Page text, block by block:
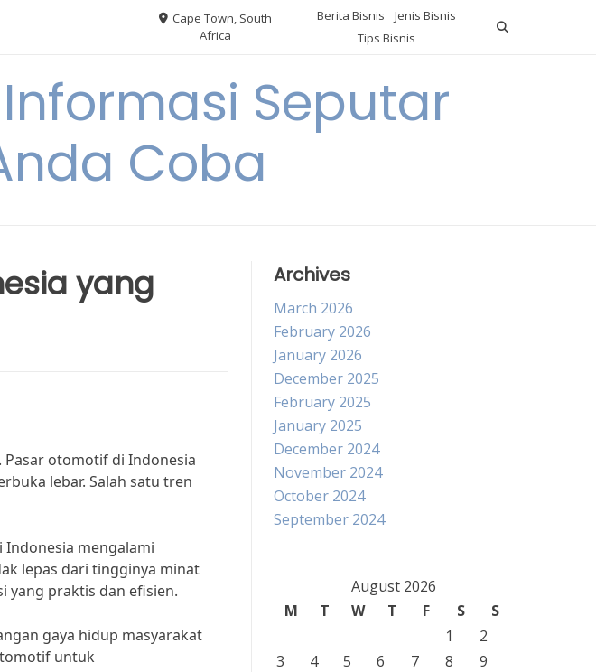
Cape Town, South
Africa
Berita Bisnis
Jenis Bisnis
Tips Bisnis
Informasi Seputar
Coba
yang
otomotif di Indonesia
lebar. Salah satu tren
Indonesia mengalami
lepas dari tingginya minat
yang praktis dan efisien.
gaya hidup masyarakat
untuk
Archives
March 2026
February 2026
January 2026
December 2025
February 2025
January 2025
December 2024
November 2024
October 2024
September 2024
August 2026
M
T W T F S
S
1
2
3
4 5 6 7 8
9